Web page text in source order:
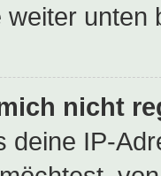
unten
nicht
deine IP-